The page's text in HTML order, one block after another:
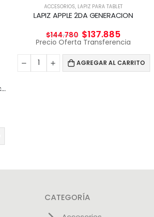
Control Remoto Proyector Viewsonic Q-3101, Pt5075, Px702hd
ACCESORIOS, LAPIZ PARA TABLET
LAPIZ APPLE 2DA GENERACION
$144.780 $137.885
Precio Oferta Transferencia
AGREGAR AL CARRITO
CATEGORÍA